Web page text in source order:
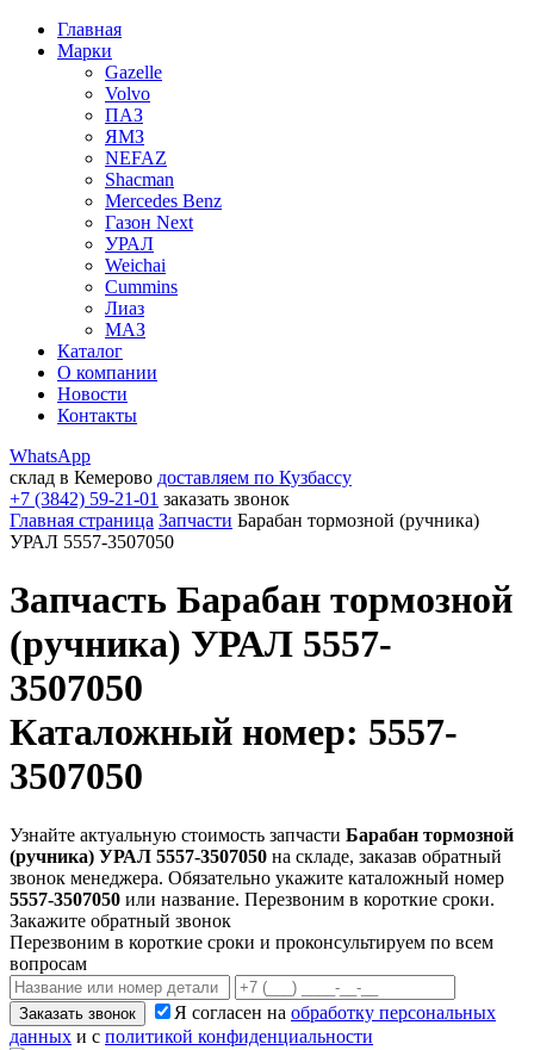
Главная
Марки
Gazelle
Volvo
ПАЗ
ЯМЗ
NEFAZ
Shacman
Mercedes Benz
Газон Next
УРАЛ
Weichai
Cummins
Лиаз
МАЗ
Каталог
О компании
Новости
Контакты
WhatsApp
склад в Кемерово доставляем по Кузбассу
+7 (3842) 59-21-01 заказать звонок
Главная страница Запчасти Барабан тормозной (ручника)
УРАЛ 5557-3507050
Запчасть Барабан тормозной
(ручника) УРАЛ 5557-
3507050
Каталожный номер: 5557-
3507050
Узнайте актуальную стоимость запчасти Барабан тормозной
(ручника) УРАЛ 5557-3507050 на складе, заказав обратный
звонок менеджера. Обязательно укажите каталожный номер
5557-3507050 или название. Перезвоним в короткие сроки.
Закажите обратный звонок
Перезвоним в короткие сроки и проконсультируем по всем
вопросам
Заказать звонок Я согласен на обработку персональных
данных и с политикой конфиденциальности